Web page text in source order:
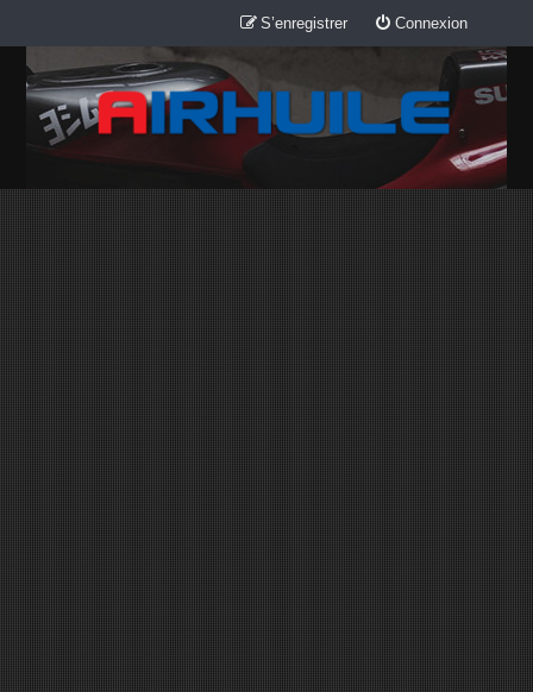
Connexion
S’enregistrer